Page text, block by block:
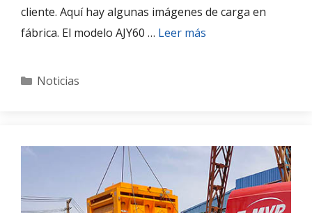
cliente. Aquí hay algunas imágenes de carga en
fábrica. El modelo AJY60 … Leer más
Categories
Noticias